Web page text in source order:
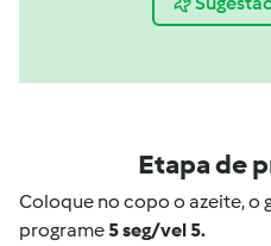
Etapa de
Coloque no copo o azeite, o
programe 5 seg/vel 5.